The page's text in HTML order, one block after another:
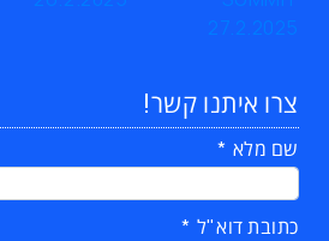
צרו איתנו קשר!
שם מלא
כתובת דוא"ל